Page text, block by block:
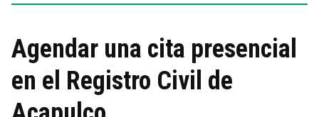
Agendar una cita presencial
en el Registro Civil de